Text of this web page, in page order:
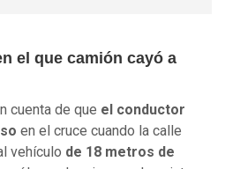
el que camión cayó a
cuenta de que el conductor
en el cruce cuando la calle
vehículo de 18 metros de